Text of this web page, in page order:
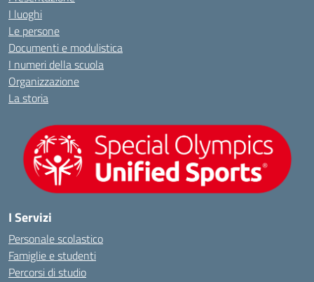
I luoghi
Le persone
Documenti e modulistica
I numeri della scuola
Organizzazione
La storia
I Servizi
Personale scolastico
Famiglie e studenti
Percorsi di studio